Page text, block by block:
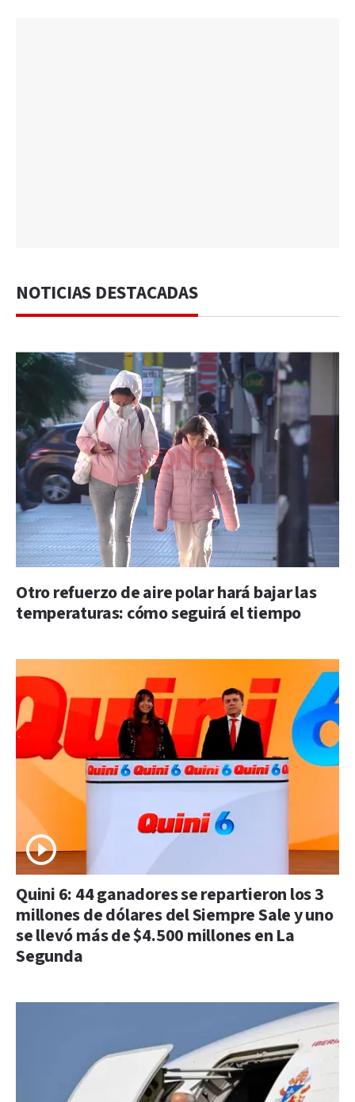
NOTICIAS DESTACADAS
Otro refuerzo de aire polar hará bajar las
temperaturas: cómo seguirá el tiempo
Quini 6: 44 ganadores se repartieron los 3
millones de dólares del Siempre Sale y uno
se llevó más de $4.500 millones en La
Segunda